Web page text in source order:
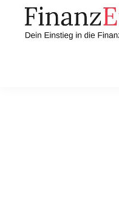
Inhalt
Seitenspalte